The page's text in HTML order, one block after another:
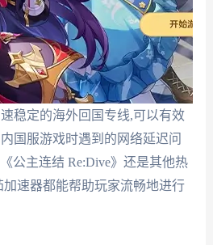
稳定的海外回国专线,可以有效
国服游戏时遇到的网络延迟问
公主连结 Re:Dive》还是其他热
速器都能帮助玩家流畅地进行